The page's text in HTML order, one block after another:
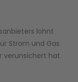
lohnt
Strom und Gas
verunsichert hat.